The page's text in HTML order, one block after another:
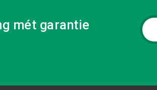
mét garantie